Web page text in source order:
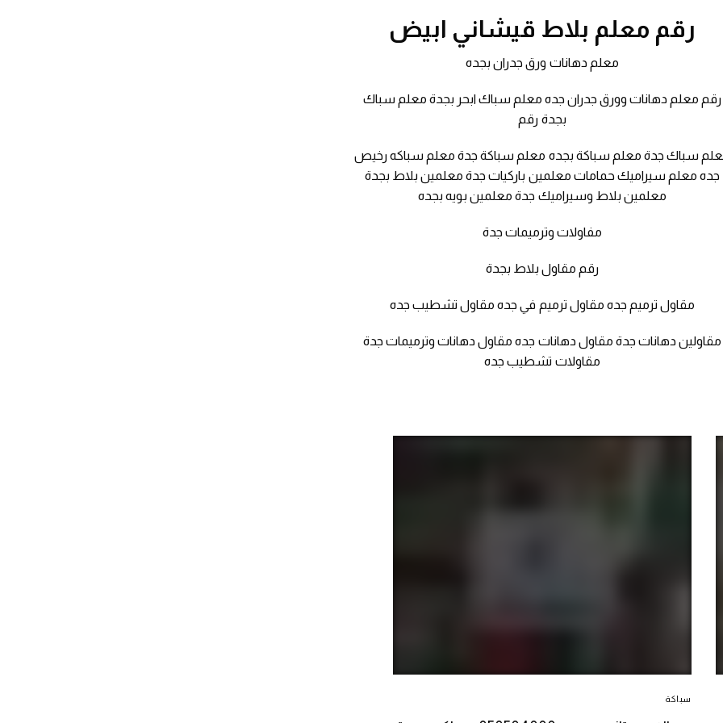
رقم معلم بلاط قيشاني ابيض
معلم دهانات ورق جدران بجده
رقم معلم دهانات وورق جدران جده معلم سباك ابحر بجدة معلم سباك
بجدة رقم
سباك جدة معلم سباكة بجده معلم سباكة جدة معلم سباكه رخيص
جده معلم سيراميك حمامات معلمين باركيات جدة معلمين بلاط بجدة
معلمين بلاط وسيراميك جدة معلمين بويه بجده
مفاولات وترميمات جدة
رقم مقاول بلاط بجدة
مقاول ترميم جده مقاول ترميم في جده مقاول تشطيب جده
مقاولين دهانات جدة مقاول دهانات جده مقاول دهانات وترميمات جدة
مقاولات تشطيب جده
سباكة